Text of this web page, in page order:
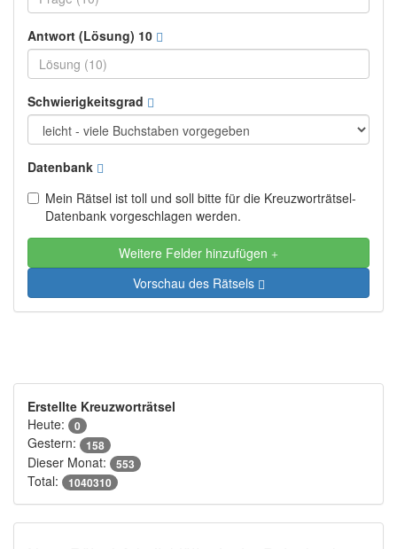
Antwort (Lösung) 10
Schwierigkeitsgrad
Datenbank
Mein Rätsel ist toll und soll bitte für die Kreuzworträtsel-
Datenbank vorgeschlagen werden.
Weitere Felder hinzufügen
Vorschau des Rätsels
Erstellte Kreuzworträtsel
Heute:
0
Gestern: 158
Dieser Monat: 553
Total: 1040310